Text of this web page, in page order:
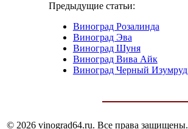
Предыдущие статьи:
Виноград Розалинда
Виноград Эва
Виноград Шуня
Виноград Вива Айк
Виноград Черный Изумруд
© 2026 vinograd64.ru. Все права защищены.